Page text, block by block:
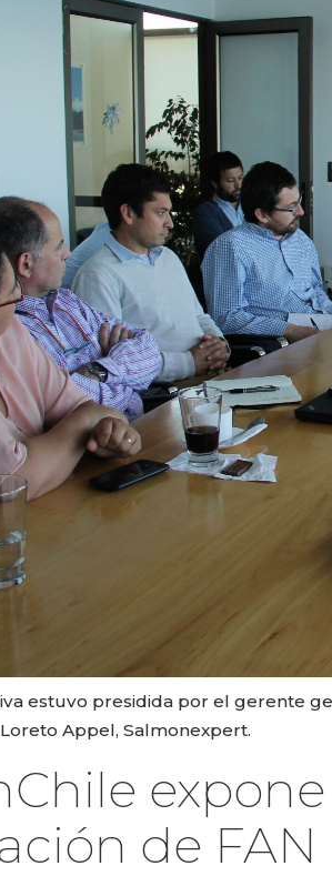
estuvo presidida por el gerente
Appel, Salmonexpert.
de FAN